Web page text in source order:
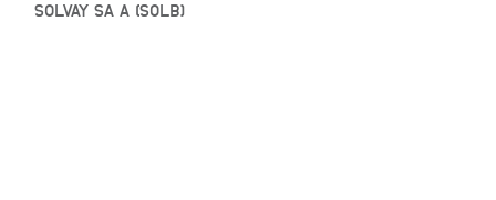
SOLVAY SA A (SOLB)